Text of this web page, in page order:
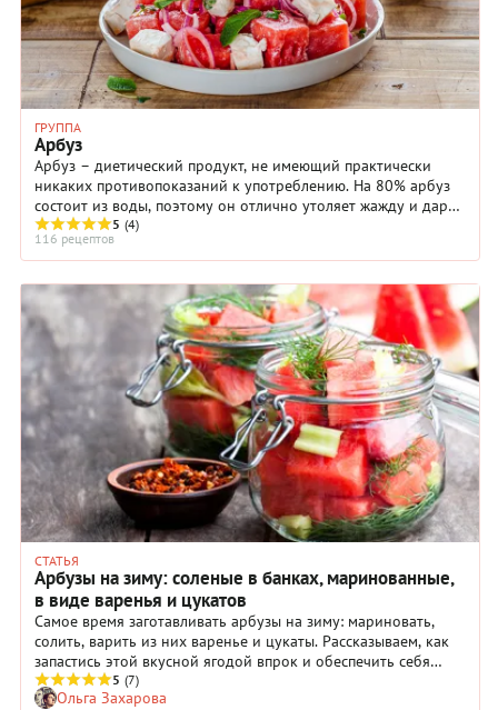
ГРУППА
Арбуз
Арбуз – диетический продукт, не имеющий практически
никаких противопоказаний к употреблению. На 80% арбуз
состоит из воды, поэтому он отлично утоляет жажду и дарит
ощущение прохлады.
5 (4)
116 рецептов
СТАТЬЯ
Арбузы на зиму: соленые в банках, маринованные,
в виде варенья и цукатов
Самое время заготавливать арбузы на зиму: мариновать,
солить, варить из них варенье и цукаты. Рассказываем, как
запастись этой вкусной ягодой впрок и обеспечить себя
приятными воспоминаниями о теплом лете.
5 (7)
Ольга Захарова